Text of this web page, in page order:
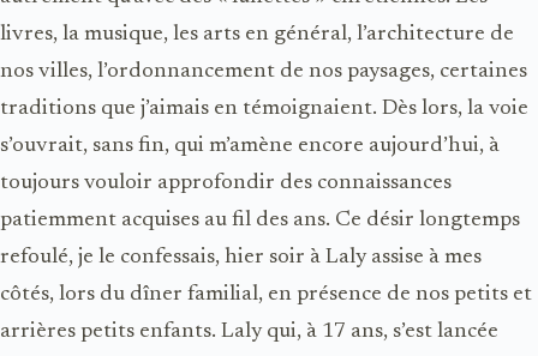
livres, la musique, les arts en général, l’architecture de
nos villes, l’ordonnancement de nos paysages, certaines
traditions que j’aimais en témoignaient. Dès lors, la voie
s’ouvrait, sans fin, qui m’amène encore aujourd’hui, à
toujours vouloir approfondir des connaissances
patiemment acquises au fil des ans. Ce désir longtemps
refoulé, je le confessais, hier soir à Laly assise à mes
côtés, lors du dîner familial, en présence de nos petits et
arrières petits enfants. Laly qui, à 17 ans, s’est lancée